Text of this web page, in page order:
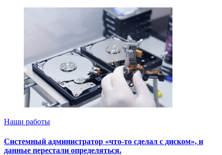
Наши работы
Системный администратор «что-то сделал с диском», и
данные перестали определяться.